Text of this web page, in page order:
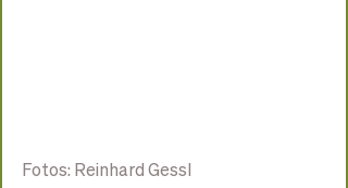
Fotos: Reinhard Gessl